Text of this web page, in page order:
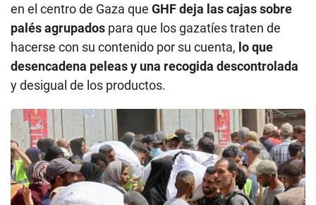
en el centro de Gaza que GHF deja las cajas sobre
palés agrupados para que los gazatíes traten de
hacerse con su contenido por su cuenta, lo que
desencadena peleas y una recogida descontrolada
y desigual de los productos.